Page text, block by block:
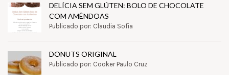
DELÍCIA SEM GLÚTEN: BOLO DE CHOCOLATE
COM AMÊNDOAS
Publicado por: Claudia Sofia
DONUTS ORIGINAL
Publicado por: Cooker Paulo Cruz